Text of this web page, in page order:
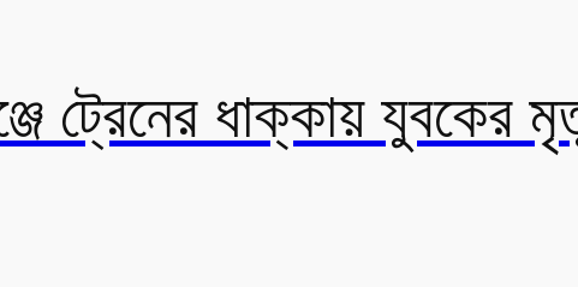
ট্রেনের ধাক্কায় যুবকের